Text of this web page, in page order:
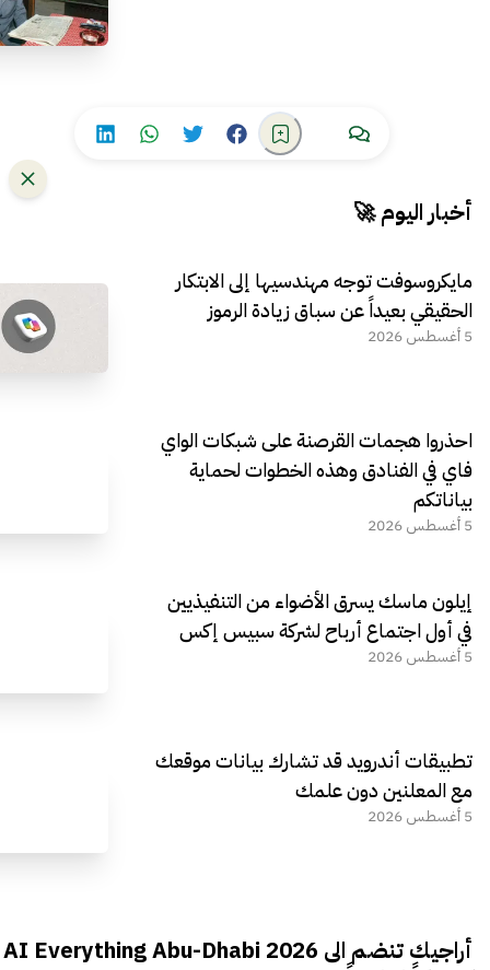
أخبار اليوم 🚀
مايكروسوفت توجه مهندسيها إلى الابتكار
الحقيقي بعيداً عن سباق زيادة الرموز
5 أغسطس 2026
احذروا هجمات القرصنة على شبكات الواي
فاي في الفنادق وهذه الخطوات لحماية
بياناتكم
5 أغسطس 2026
إيلون ماسك يسرق الأضواء من التنفيذيين
في أول اجتماع أرباح لشركة سبيس إكس
5 أغسطس 2026
تطبيقات أندرويد قد تشارك بيانات موقعك
مع المعلنين دون علمك
5 أغسطس 2026
أراجيك تنضم الى AI Everything Abu-Dhabi 2026